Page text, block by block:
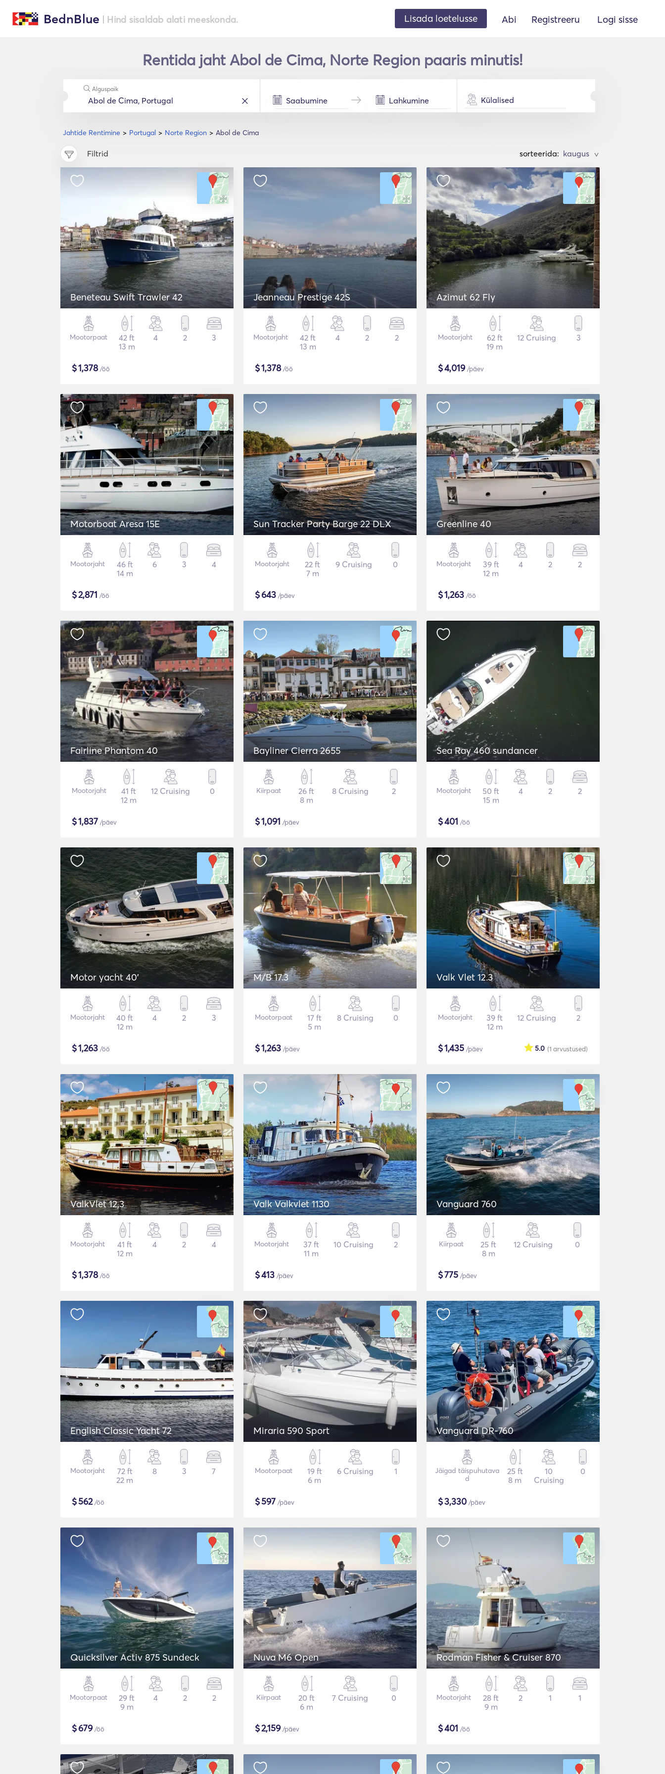
BednBlue | Hind sisaldab alati meeskonda. Lisada loetelusse Abi Registreeru Logi sisse
Rentida jaht Abol de Cima, Norte Region paaris minutis!
Jahtide Rentimine Portugal Norte Region Abol de Cima
Alguspaik
Külalised
Filtrid sorteerida: >
Beneteau Swift Trawler 42
Mootorpaat
42 ft
13 m
4 2 3
$1,378/öö
Jeanneau Prestige 42S
Mootorjaht
42 ft
13 m
4 2 2
$1,378/öö
Azimut 62 Fly
Mootorjaht
62 ft
19 m
12 Cruising 3
$4,019/päev
Motorboat Aresa 15E
Mootorjaht
46 ft
14 m
6 3 4
$2,871 /öö
Sun Tracker Party Barge 22 DLX
Mootorjaht
22 ft
7 m
9 Cruising 0
$643 /päev
Greenline 40
Mootorjaht
39 ft
12 m
4 2 2
$1,263 /öö
Fairline Phantom 40
Mootorjaht
41 ft
12 m
12 Cruising 0
$1,837 /päev
Bayliner Cierra 2655
Kiirpaat
26 ft
8 m
8 Cruising 2
$1,091 /päev
Sea Ray 460 sundancer
Mootorjaht
50 ft
15 m
4 2 2
$401 /öö
Motor yacht 40'
Mootorjaht
40 ft
12 m
4 2 3
$1,263 /öö
M/B 17.3
Mootorpaat
17 ft
5 m
8 Cruising 0
$1,263 /päev
Valk Vlet 12.3
Mootorjaht
39 ft
12 m
12 Cruising 2
$1,435 /päev (1 arvustused)
5.0
ValkVlet 12,3
Mootorjaht
41 ft
12 m
4 2 4
$1,378/öö
Valk Valkvlet 1130
Mootorjaht
37 ft
11 m
10 Cruising 2
$413 /päev
Vanguard 760
Kiirpaat
25 ft
8 m
12 Cruising 0
$775 /päev
English Classic Yacht 72
Mootorjaht
72 ft
22 m
8 3 7
$562/öö
Miraria 590 Sport
Mootorpaat
19 ft
6 m
6 Cruising 1
$597 /päev
Vanguard DR-760
Jäigad täispuhutava
d
25 ft
8 m
10
Cruising
0
$3,330 /päev
Quicksilver Activ 875 Sundeck
Mootorpaat
29 ft
9 m
4 2 2
$679/öö
Nuva M6 Open
Kiirpaat
20 ft
6 m
7 Cruising 0
$2,159/päev
Rodman Fisher & Cruiser 870
Mootorjaht
28 ft
9 m
2 1 1
$401 /öö